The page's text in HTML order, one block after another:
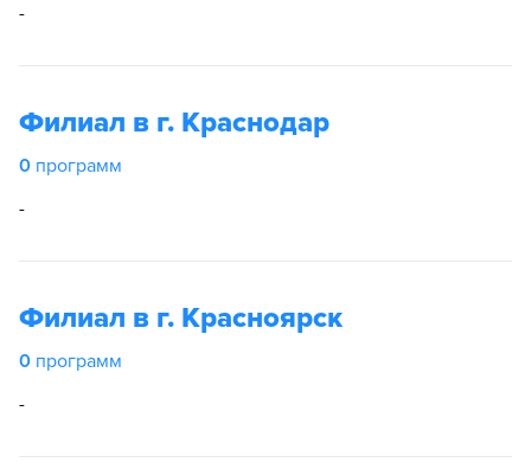
-
Филиал в г. Краснодар
0 программ
-
Филиал в г. Красноярск
0 программ
-